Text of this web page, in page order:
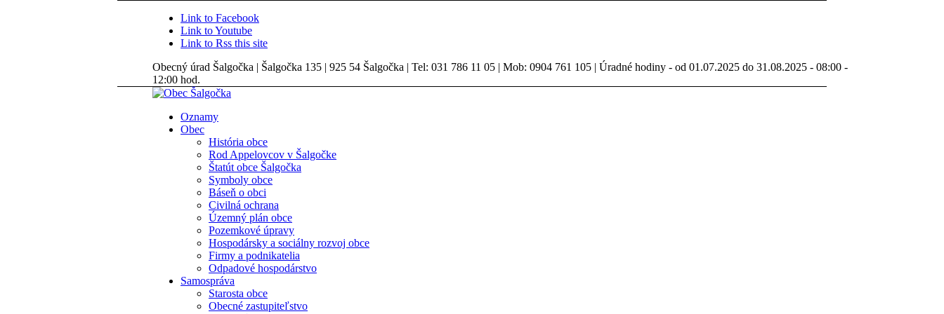
Link to Facebook
Link to Youtube
Link to Rss this site
Obecný úrad Šalgočka | Šalgočka 135 | 925 54 Šalgočka | Tel: 031 786 11 05 | Mob: 0904 761 105 | Úradné hodiny - od 01.07.2025 do 31.08.2025 - 08:00 -
12:00 hod.
Oznamy
Obec
História obce
Rod Appelovcov v Šalgočke
Štatút obce Šalgočka
Symboly obce
Báseň o obci
Civilná ochrana
Územný plán obce
Pozemkové úpravy
Hospodársky a sociálny rozvoj obce
Firmy a podnikatelia
Odpadové hospodárstvo
Samospráva
Starosta obce
Obecné zastupiteľstvo